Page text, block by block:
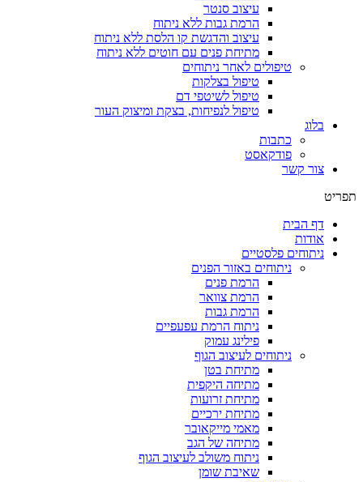
הרמת גבות ללא ניתוח
עיצוב והדגשת קו הלסת ללא ניתוח
מתיחת פנים עם חוטים ללא ניתוח
טיפולים לאחר ניתוחים
טיפול בצלקות
טיפול לשיטפי דם
טיפול לנפיחות, בצקת ומיצוק העור
פלסטיים
ניתוחים באזור הפנים
הרמת צוואר
ניתוח הרמת עפעפיים
ניתוחים לעיצוב הגוף
מתיחה היקפית
מתיחת זרועות
מתיחת ירכיים
מאמי מייקאובר
מתיחה של הגב
ניתוח משולב לעיצוב הגוף
שאיבת שומן